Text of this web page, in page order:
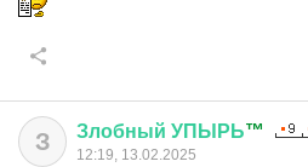
З Злобный УПЫРЬ™
12:19, 13.02.2025